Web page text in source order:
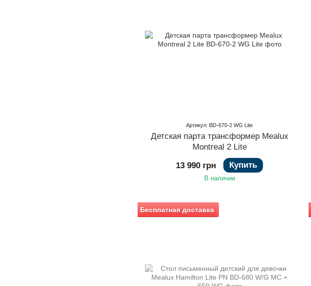
Артикул: BD-670-2 WG Lite
Детская парта трансформер Mealux
Montreal 2 Lite
13 990 грн Купить
В наличии
Бесплатная доставка